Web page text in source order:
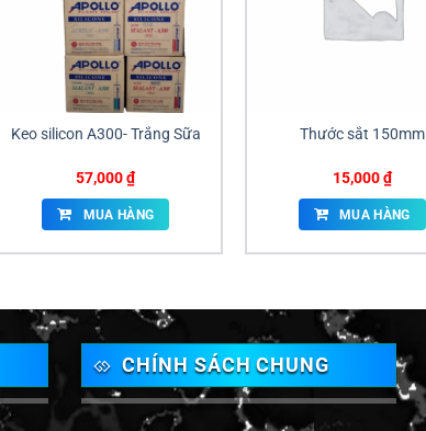
Keo silicon A300- Trắng Sữa
57,000₫
MUA HÀNG
Thước sắt 150mm
15,000₫
MUA HÀNG
CHÍNH SÁCH CHUNG